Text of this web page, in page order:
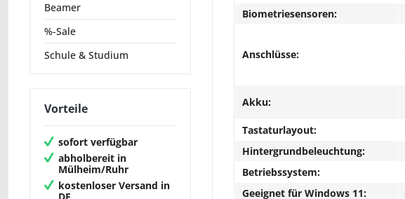
Beamer
%-Sale
Schule & Studium
Vorteile
sofort verfügbar
abholbereit in
Mülheim/Ruhr
kostenloser Versand in
Biometriesensoren:
Anschlüsse:
Akku:
Tastaturlayout:
Hintergrundbeleuchtung:
Betriebssystem:
Geeignet für Windows 11: